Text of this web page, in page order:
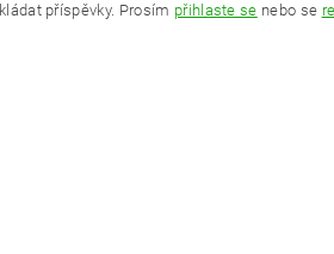
příspěvky. Prosím přihlaste se nebo se